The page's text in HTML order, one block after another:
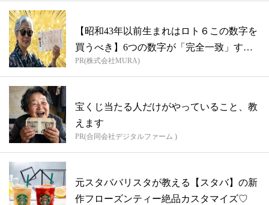
【昭和43年以前生まれはロト６この数字を
買うべき】6つの数字が「完全一致」する
方...
PR(株式会社MURA)
宝くじ当たる人だけがやっていること、教
えます
PR(合同会社デジタルファーム )
元スタババリスタが教える【スタバ】の新
作フローズンティー絶品カスタマイズ♡